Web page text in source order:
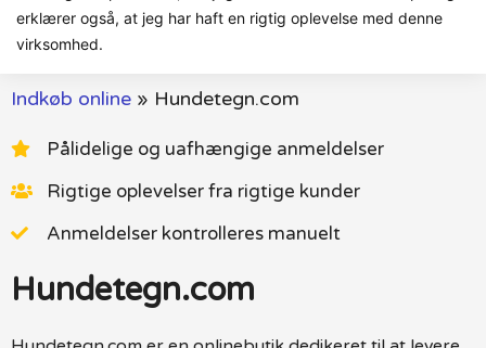
erklærer også, at jeg har haft en rigtig oplevelse med denne
virksomhed.
Indkøb online » Hundetegn.com
Pålidelige og uafhængige anmeldelser
Rigtige oplevelser fra rigtige kunder
Anmeldelser kontrolleres manuelt
Hundetegn.com